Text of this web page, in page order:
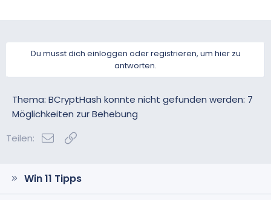
Du musst dich einloggen oder registrieren, um hier zu
antworten.
Thema: BCryptHash konnte nicht gefunden werden: 7
Möglichkeiten zur Behebung
Teilen:
E-Mail
Win 11 Tipps